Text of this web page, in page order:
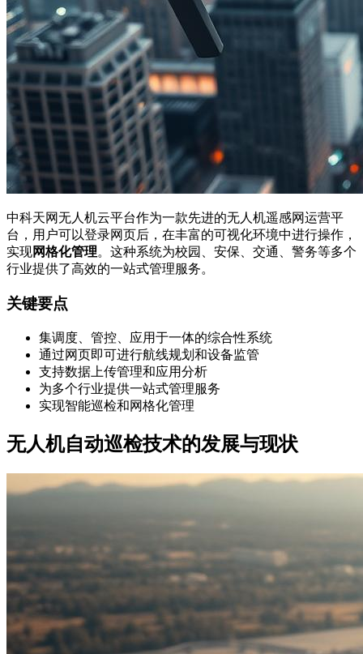
中科天网无人机云平台作为一款先进的无人机遥感网运营平
台，用户可以登录网页后，在丰富的可视化环境中进行操作，
实现网格化管理。这种系统为校园、安保、交通、警务等多个
行业提供了高效的一站式管理服务。
关键要点
集调度、管控、应用于一体的综合性系统
通过网页即可进行航线规划和设备监管
支持数据上传管理和应用分析
为多个行业提供一站式管理服务
实现智能巡检和网格化管理
无人机自动巡检技术的发展与现状